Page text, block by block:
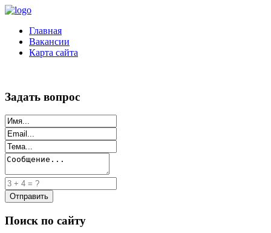
Главная
Вакансии
Карта сайта
Задать вопрос
Поиск по сайту